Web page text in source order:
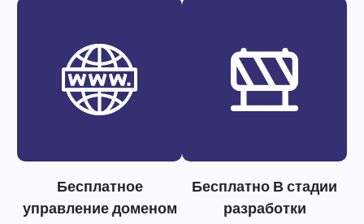
Бесплатное
управление доменом
Бесплатно В стадии
разработки